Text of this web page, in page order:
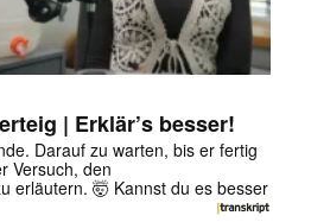
| Erklär’s besser!
Darauf zu warten, bis er fertig
Versuch, den
erläutern. 🤯 Kannst du es besser